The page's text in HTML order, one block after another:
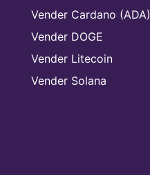
Vender Cardano (ADA)
Vender DOGE
Vender Litecoin
Vender Solana